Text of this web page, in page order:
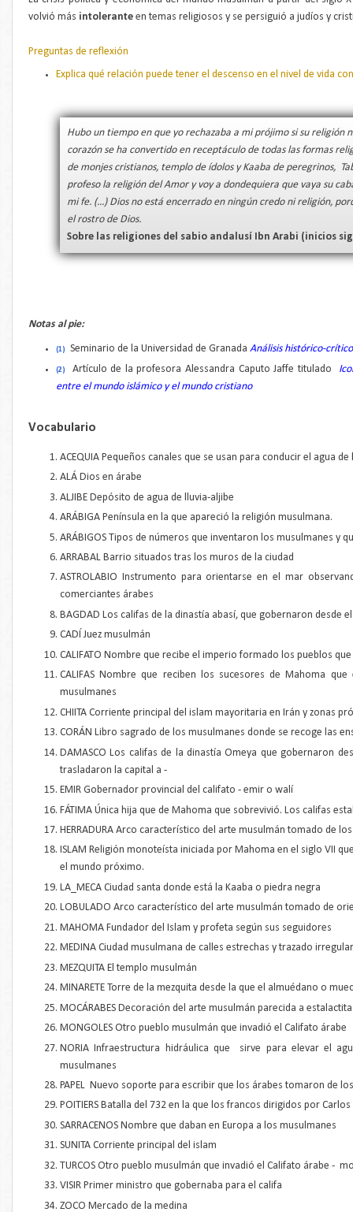
volvió más intolerante en temas religiosos y se persiguió a judíos y
Preguntas de reflexión
Explica qué relación puede tener el descenso en el nivel de vida
Hubo un tiempo en que yo rechazaba a mi prójimo si su religión
corazón se ha convertido en receptáculo de todas las formas
de monjes cristianos, templo de ídolos y Kaaba de peregrinos,
profeso la religión del Amor y voy a dondequiera que vaya su
mi fe. (...) Dios no está encerrado en ningún credo ni religión,
el rostro de Dios.
Sobre las religiones del sabio andalusí Ibn Arabi (inicios
Notas al pie:
(1) Seminario de la Universidad de Granada Análisis histórico-
(2) Artículo de la profesora Alessandra Caputo Jaffe titulado
entre el mundo islámico y el mundo cristiano
Vocabulario
ACEQUIA Pequeños canales que se usan para conducir el agua
ALÁ Dios en árabe
ALJIBE Depósito de agua de lluvia-aljibe
ARÁBIGA Península en la que apareció la religión musulmana.
ARÁBIGOS Tipos de números que inventaron los musulmanes y
ARRABAL Barrio situados tras los muros de la ciudad
ASTROLABIO Instrumento para orientarse en el mar
comerciantes árabes
BAGDAD Los califas de la dinastía abasí, que gobernaron desde
CADÍ Juez musulmán
CALIFATO Nombre que recibe el imperio formado los pueblos
CALIFAS Nombre que reciben los sucesores de Mahoma
musulmanes
CHIITA Corriente principal del islam mayoritaria en Irán y zonas
CORÁN Libro sagrado de los musulmanes donde se recoge las
DAMASCO Los califas de la dinastía Omeya que gobernaron
trasladaron la capital a -
EMIR Gobernador provincial del califato - emir o walí
FÁTIMA Única hija que de Mahoma que sobrevivió. Los califas
HERRADURA Arco característico del arte musulmán tomado de
ISLAM Religión monoteísta iniciada por Mahoma en el siglo VII
el mundo próximo.
LA_MECA Ciudad santa donde está la Kaaba o piedra negra
LOBULADO Arco característico del arte musulmán tomado de
MAHOMA Fundador del Islam y profeta según sus seguidores
MEDINA Ciudad musulmana de calles estrechas y trazado
MEZQUITA El templo musulmán
MINARETE Torre de la mezquita desde la que el almuédano o
MOCÁRABES Decoración del arte musulmán parecida a
MONGOLES Otro pueblo musulmán que invadió el Califato árabe
NORIA Infraestructura hidráulica que sirve para elevar el
musulmanes
PAPEL Nuevo soporte para escribir que los árabes tomaron de
POITIERS Batalla del 732 en la que los francos dirigidos por
SARRACENOS Nombre que daban en Europa a los musulmanes
SUNITA Corriente principal del islam
TURCOS Otro pueblo musulmán que invadió el Califato árabe -
VISIR Primer ministro que gobernaba para el califa
ZOCO Mercado de la medina